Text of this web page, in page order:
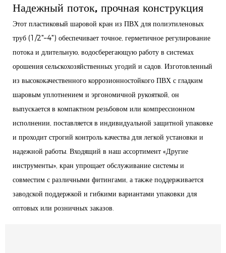
Надежный поток, прочная конструкция
Этот пластиковый шаровой кран из ПВХ для полиэтиленовых
труб (1/2"–4") обеспечивает точное, герметичное регулирование
потока и длительную, водосберегающую работу в системах
орошения сельскохозяйственных угодий и садов. Изготовленный
из высококачественного коррозионностойкого ПВХ с гладким
шаровым уплотнением и эргономичной рукояткой, он
выпускается в компактном резьбовом или компрессионном
исполнении, поставляется в индивидуальной защитной упаковке
и проходит строгий контроль качества для легкой установки и
надежной работы. Входящий в наш ассортимент «Другие
инструменты», кран упрощает обслуживание системы и
совместим с различными фитингами, а также поддерживается
заводской поддержкой и гибкими вариантами упаковки для
оптовых или розничных заказов.